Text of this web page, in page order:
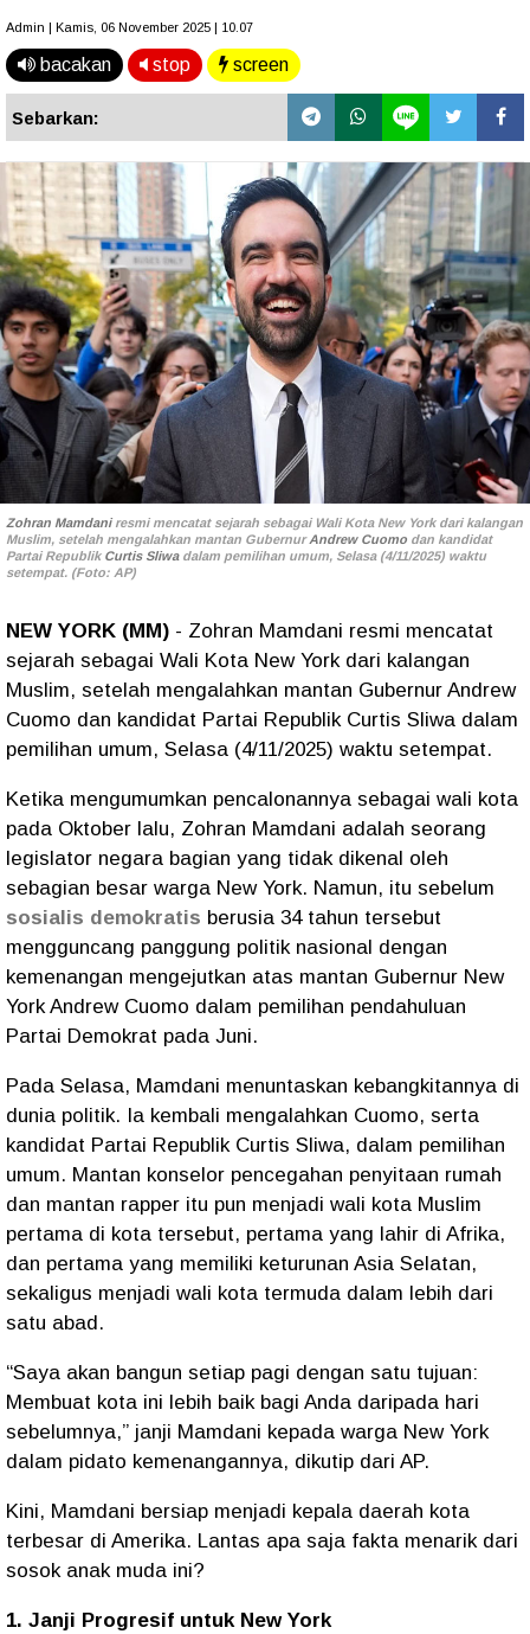
Admin | Kamis, 06 November 2025 | 10.07
bacakan stop screen
Sebarkan:
Zohran Mamdaniresmi mencatat sejarah sebagai Wali Kota New York dari kalangan
Muslim, setelah mengalahkan mantan GubernurAndrew Cuomo dan kandidat
Partai Republik Curtis Sliwadalam pemilihan umum, Selasa (4/11/2025) waktu
setempat. (Foto: AP)
NEW YORK (MM) - Zohran Mamdani resmi mencatat
sejarah sebagai Wali Kota New York dari kalangan
Muslim, setelah mengalahkan mantan Gubernur Andrew
Cuomo dan kandidat Partai Republik Curtis Sliwa dalam
pemilihan umum, Selasa (4/11/2025) waktu setempat.
Ketika mengumumkan pencalonannya sebagai wali kota
pada Oktober lalu, Zohran Mamdani adalah seorang
legislator negara bagian yang tidak dikenal oleh
sebagian besar warga New York. Namun, itu sebelum
sosialis demokratis berusia 34 tahun tersebut
mengguncang panggung politik nasional dengan
kemenangan mengejutkan atas mantan Gubernur New
York Andrew Cuomo dalam pemilihan pendahuluan
Partai Demokrat pada Juni.
Pada Selasa, Mamdani menuntaskan kebangkitannya di
dunia politik. Ia kembali mengalahkan Cuomo, serta
kandidat Partai Republik Curtis Sliwa, dalam pemilihan
umum. Mantan konselor pencegahan penyitaan rumah
dan mantan rapper itu pun menjadi wali kota Muslim
pertama di kota tersebut, pertama yang lahir di Afrika,
dan pertama yang memiliki keturunan Asia Selatan,
sekaligus menjadi wali kota termuda dalam lebih dari
satu abad.
“Saya akan bangun setiap pagi dengan satu tujuan:
Membuat kota ini lebih baik bagi Anda daripada hari
sebelumnya,” janji Mamdani kepada warga New York
dalam pidato kemenangannya, dikutip dari AP.
Kini, Mamdani bersiap menjadi kepala daerah kota
terbesar di Amerika. Lantas apa saja fakta menarik dari
sosok anak muda ini?
1. Janji Progresif untuk New York